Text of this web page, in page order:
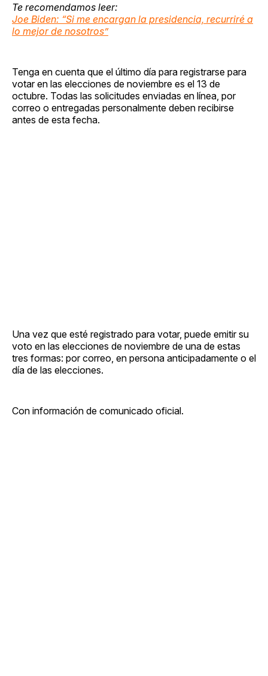
Te recomendamos leer:
Joe Biden: “Si me encargan la presidencia, recurriré a
lo mejor de nosotros”
Tenga en cuenta que el último día para registrarse para
votar en las elecciones de noviembre es el 13 de
octubre. Todas las solicitudes enviadas en línea, por
correo o entregadas personalmente deben recibirse
antes de esta fecha.
Una vez que esté registrado para votar, puede emitir su
voto en las elecciones de noviembre de una de estas
tres formas: por correo, en persona anticipadamente o el
día de las elecciones.
Con información de comunicado oficial.